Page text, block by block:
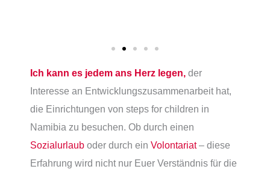
Ich kann es jedem ans Herz legen, der
Interesse an Entwicklungszusammenarbeit hat,
die Einrichtungen von steps for children in
Namibia zu besuchen. Ob durch einen
Sozialurlaub oder durch ein Volontariat– diese
Erfahrung wird nicht nur Euer Verständnis für die